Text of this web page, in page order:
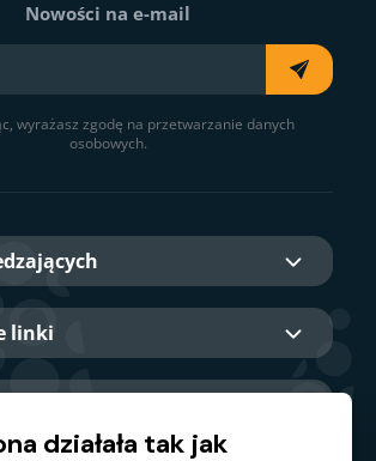
Nowości na e-mail
wyrażasz zgodę na przetwarzanie danych
osobowych.
linki
działała tak jak